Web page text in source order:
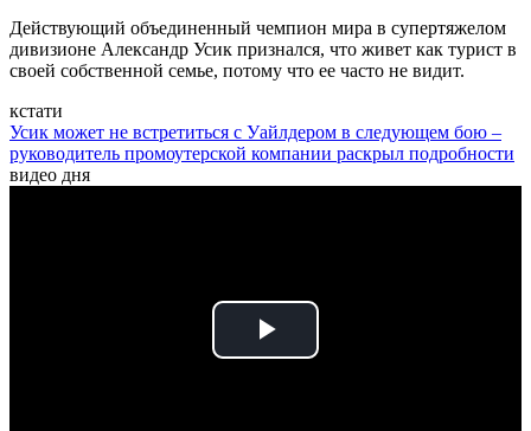
Действующий объединенный чемпион мира в супертяжелом
дивизионе Александр Усик признался, что живет как турист в
своей собственной семье, потому что ее часто не видит.
кстати
Усик может не встретиться с Уайлдером в следующем бою –
руководитель промоутерской компании раскрыл подробности
видео дня
Play